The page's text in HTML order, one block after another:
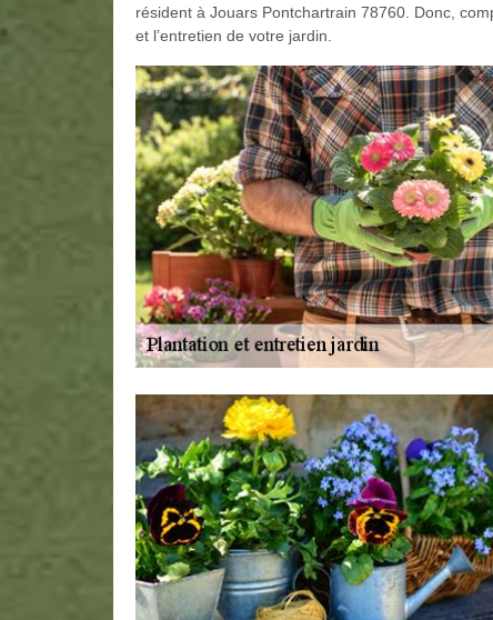
résident à Jouars Pontchartrain 78760. Donc,
et l’entretien de votre jardin.